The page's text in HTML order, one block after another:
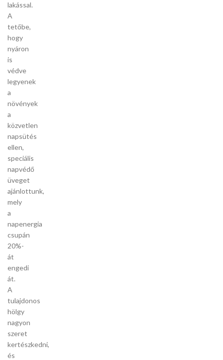
lakással.
A
tetőbe,
hogy
nyáron
is
védve
legyenek
a
növények
a
közvetlen
napsütés
ellen,
speciális
napvédő
üveget
ajánlottunk,
mely
a
napenergia
csupán
20%-
át
engedi
át.
A
tulajdonos
hölgy
nagyon
szeret
kertészkedni,
és